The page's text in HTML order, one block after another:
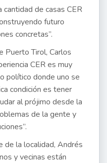
de casas CER
futuro
concretas”.
Puerto Tirol, Carlos
CER es muy
político donde uno se
condición es tener
al prójimo desde la
de la gente y
de la localidad, Andrés
y vecinas están